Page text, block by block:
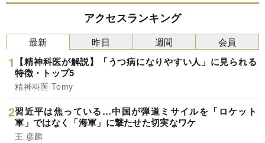
アクセスランキング
最新
【精神科医が解説】「うつ病になりやすい人」に見られる
特徴・トップ5
精神科医 Tomy
習近平は焦っている…中国が弾道ミサイルを「ロケット
軍」ではなく「海軍」に撃たせた切実なワケ
王 彦麟
昨日 週間 会員